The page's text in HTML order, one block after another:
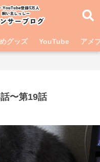
グッズ YouTube アメ
〜第19話